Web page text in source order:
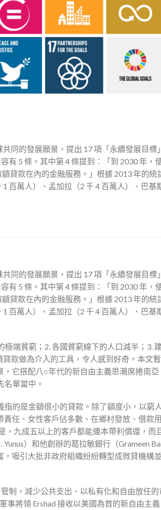
同的發展願景，提出 17 項「永續發展目標」
有 5 條。其中第 4 條提到：「到 2030 年，
貸款在內的金融服務。」根據 2013 年的統
百萬人）、孟加拉（2 千 4 百萬人）、巴基
同的發展願景，提出 17 項「永續發展目標」
有 5 條。其中第 4 條提到：「到 2030 年，
貸款在內的金融服務。」根據 2013 年的統
百萬人）、孟加拉（2 千 4 百萬人）、巴基
端貧窮；2. 各國貧窮線下的人口減半；3.
款做為介入的工具，令人感到好奇。本文
它搭配八○年代的新自由主義思潮席捲南亞
名單當中。
的是金額很小的貸款。除了額度小，以窮
任、女性客戶佔多數、在鄉村發放、借款
，九成五以上的客戶都能連本帶利償還，而
）和他創辦的葛拉敏銀行（Grameen
吸引大批非政府組織紛紛轉型成微貸機構
制，減少公共支出、以私有化和自由放任的
事將領 Ershad 接收以美國為首的新自由主